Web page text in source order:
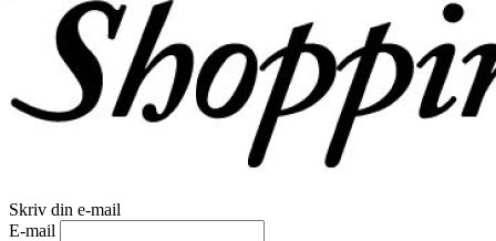
Skriv din e-mail
E-mail